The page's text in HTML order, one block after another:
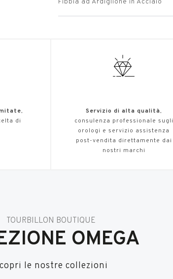
Fibbia ad Ardiglione in Acciaio
,
di
Servizio di alta qualità,
consulenza professionale sugli
orologi e servizio assistenza
post-vendita direttamente dai
nostri marchi
TOURBILLON BOUTIQUE
OMEGA
le nostre collezioni